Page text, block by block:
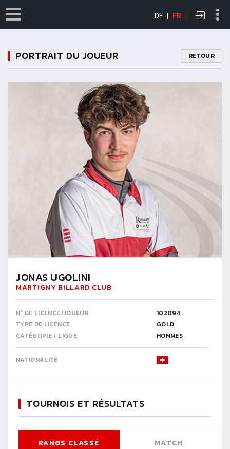
DE | FR
PORTRAIT DU JOUEUR RETOUR
JONAS UGOLINI
MARTIGNY BILLARD CLUB
N° DE LICENCE/JOUEUR
102094
TYPE DE LICENCE
GOLD
CATÉGORIE / LIGUE
HOMMES
NATIONALITÉ
TOURNOIS ET RÉSULTATS
RANGS CLASSÉ
MATCH